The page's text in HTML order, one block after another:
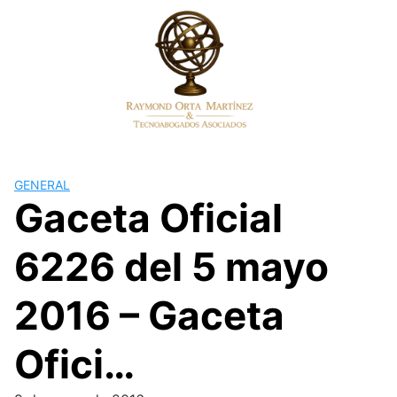
GENERAL
Gaceta Oficial
6226 del 5 mayo
2016 – Gaceta
Ofici…